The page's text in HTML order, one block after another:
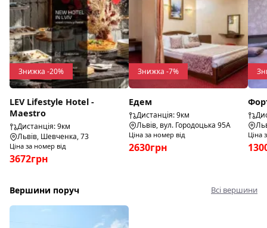
Знижка -20%
LEV Lifestyle Hotel -
Maestro
Дистанція: 9км
Львів, Шевченка, 73
Ціна за номер від
3672грн
Знижка -7%
Едем
Дистанція: 9км
Львів, вул. Городоцька 95А
Ціна за номер від
2630грн
Ціна
Вершини поруч Всі вершини